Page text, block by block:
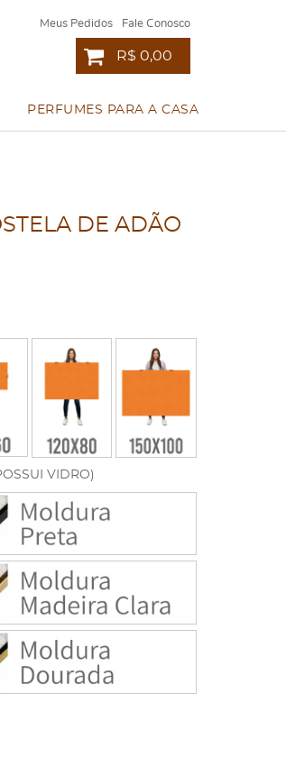
Meus Pedidos Fale Conosco
R$ 0,00
PERFUMES PARA A CASA
DE ADÃO
VIDRO)